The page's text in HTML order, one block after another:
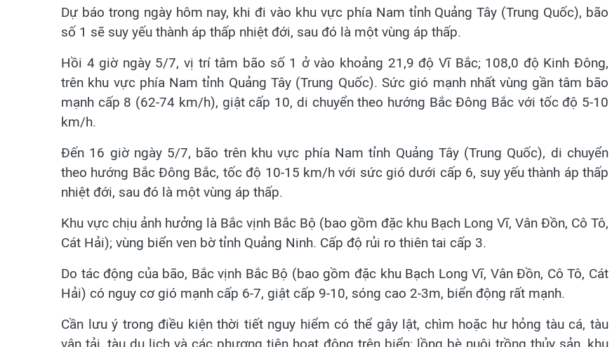
Dự báo trong ngày hôm nay, khi đi vào khu vực phía Nam tỉnh Quảng Tây (Trung Quốc), bão
số 1 sẽ suy yếu thành áp thấp nhiệt đới, sau đó là một vùng áp thấp.
Hồi 4 giờ ngày 5/7, vị trí tâm bão số 1 ở vào khoảng 21,9 độ Vĩ Bắc; 108,0 độ Kinh Đông,
trên khu vực phía Nam tỉnh Quảng Tây (Trung Quốc). Sức gió mạnh nhất vùng gần tâm bão
mạnh cấp 8 (62-74 km/h), giật cấp 10, di chuyển theo hướng Bắc Đông Bắc với tốc độ 5-10
km/h.
Đến 16 giờ ngày 5/7, bão trên khu vực phía Nam tỉnh Quảng Tây (Trung Quốc), di chuyển
theo hướng Bắc Đông Bắc, tốc độ 10-15 km/h với sức gió dưới cấp 6, suy yếu thành áp thấp
nhiệt đới, sau đó là một vùng áp thấp.
Khu vực chịu ảnh hưởng là Bắc vịnh Bắc Bộ (bao gồm đặc khu Bạch Long Vĩ, Vân Đồn, Cô Tô,
Cát Hải); vùng biển ven bờ tỉnh Quảng Ninh. Cấp độ rủi ro thiên tai cấp 3.
Do tác động của bão, Bắc vịnh Bắc Bộ (bao gồm đặc khu Bạch Long Vĩ, Vân Đồn, Cô Tô, Cát
Hải) có nguy cơ gió mạnh cấp 6-7, giật cấp 9-10, sóng cao 2-3m, biển động rất mạnh.
Cần lưu ý trong điều kiện thời tiết nguy hiểm có thể gây lật, chìm hoặc hư hỏng tàu cá, tàu